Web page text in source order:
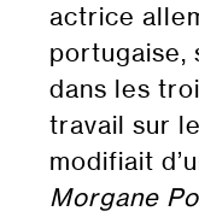
actrice
portugaise,
dans les
travail sur
modifiait
Morgane